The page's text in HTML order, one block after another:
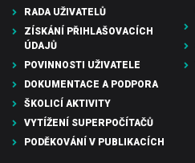
RADA UŽIVATELŮ
ZÍSKÁNÍ PŘIHLAŠOVACÍCH
ÚDAJŮ
POVINNOSTI UŽIVATELE
DOKUMENTACE A PODPORA
ŠKOLICÍ AKTIVITY
VYTÍŽENÍ SUPERPOČÍTAČŮ
PODĚKOVÁNÍ V PUBLIKACÍCH